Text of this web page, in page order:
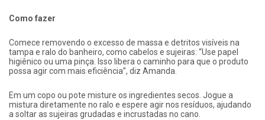
Como fazer
Comece removendo o excesso de massa e detritos visíveis na
tampa e ralo do banheiro, como cabelos e sujeiras: “Use papel
higiênico ou uma pinça. Isso libera o caminho para que o produto
possa agir com mais eficiência”, diz Amanda.
Em um copo ou pote misture os ingredientes secos. Jogue a
mistura diretamente no ralo e espere agir nos resíduos, ajudando
a soltar as sujeiras grudadas e incrustadas no cano.